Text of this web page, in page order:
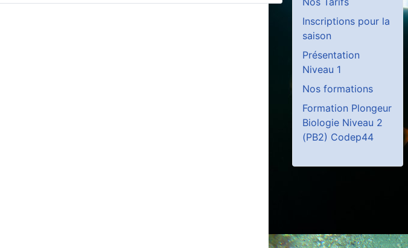
Inscriptions pour la
saison
Présentation
Niveau 1
Nos formations
Formation Plongeur
Biologie Niveau 2
(PB2) Codep44